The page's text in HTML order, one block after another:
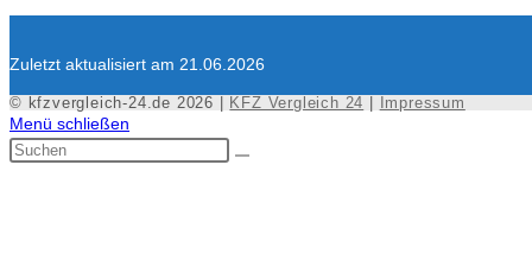
Zuletzt aktualisiert am 21.06.2026
© kfzvergleich-24.de 2026 | KFZ Vergleich 24 Impressum
Menü schließen